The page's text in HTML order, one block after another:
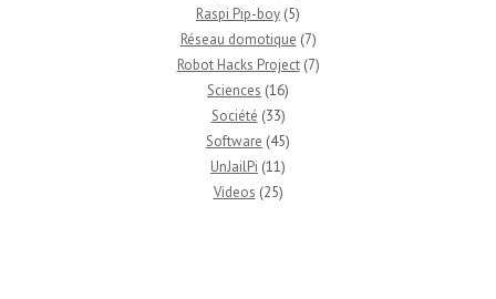
Raspi Pip-boy (5)
Réseau domotique (7)
Robot Hacks Project(7)
Sciences (16)
Société (33)
Software (45)
UnJailPi (11)
Videos (25)